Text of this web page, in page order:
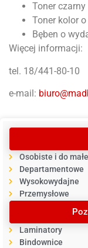
Osobiste i do
Departamentowe
Wysokowydajne
Przemysłowe
Laminatory
Bindownice
Toner
Toner kolor
Bęben o
Więcej informacji:
tel. 18/441-80-10
e-mail: